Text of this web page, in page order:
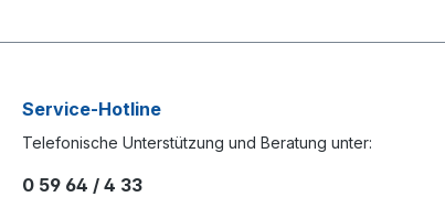
Service-Hotline
Telefonische Unterstützung und Beratung unter:
0 59 64 / 4 33